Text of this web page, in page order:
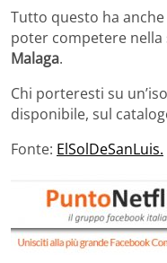
Tutto questo ha
poter competere nella
Malaga.
Chi porteresti su
disponibile, sul
Fonte: ElSolDeSanLuis.